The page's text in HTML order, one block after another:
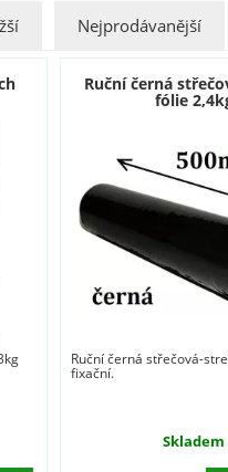
Nejprodávanější
Ruční černá
fólie
Ruční černá střečová-
fixační.
Skladem